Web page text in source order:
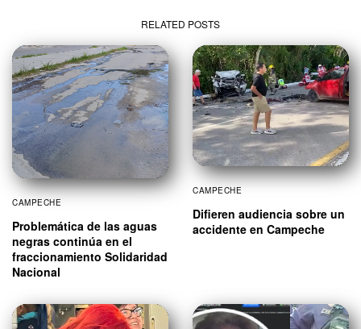
RELATED POSTS
CAMPECHE
Problemática de las aguas
negras continúa en el
fraccionamiento Solidaridad
Nacional
CAMPECHE
Difieren audiencia sobre un
accidente en Campeche